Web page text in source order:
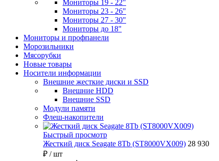
Мониторы 19 - 22"
Мониторы 23 - 26"
Мониторы 27 - 30"
Мониторы до 18"
Мониторы и профпанели
Морозильники
Мясорубки
Новые товары
Носители информации
Внешние жесткие диски и SSD
Внешние HDD
Внешние SSD
Модули памяти
Флеш-накопители
Быстрый просмотр
Жесткий диск Seagate 8Tb (ST8000VX009) 28 930
₽ / шт